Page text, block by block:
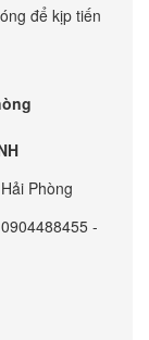
để kịp tiến
Phòng
-